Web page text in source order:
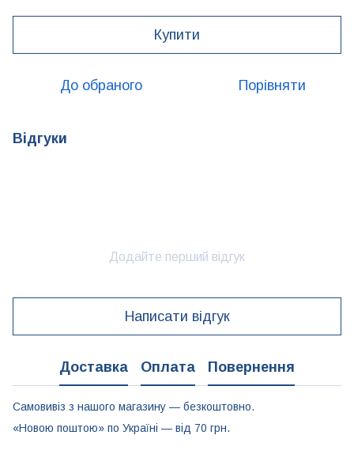
Купити
До обраного Порівняти
Відгуки
Додайте перший відгук
Написати відгук
Доставка Оплата Повернення
Самовивіз з нашого магазину — безкоштовно.
«Новою поштою» по Україні — від 70 грн.